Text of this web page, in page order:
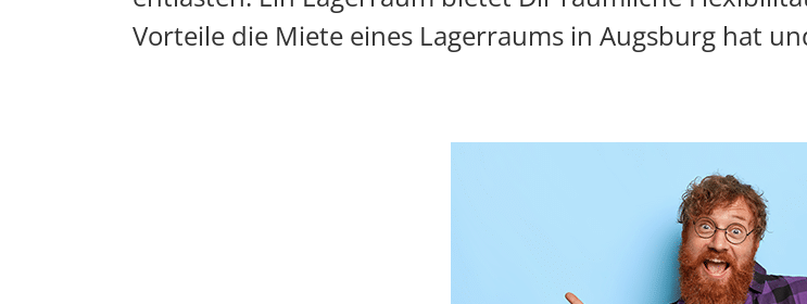
Vorteile die Miete eines Lagerraums in Augsburg hat